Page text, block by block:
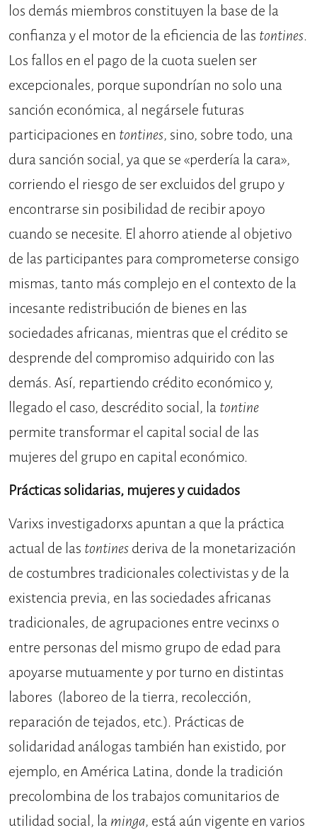
los demás miembros constituyen la base de la
confianza y el motor de la eficiencia de las tontines.
Los fallos en el pago de la cuota suelen ser
excepcionales, porque supondrían no solo una
sanción económica, al negársele futuras
participaciones en tontines, sino, sobre todo, una
dura sanción social, ya que se «perdería la cara»,
corriendo el riesgo de ser excluidos del grupo y
encontrarse sin posibilidad de recibir apoyo
cuando se necesite. El ahorro atiende al objetivo
de las participantes para comprometerse consigo
mismas, tanto más complejo en el contexto de la
incesante redistribución de bienes en las
sociedades africanas, mientras que el crédito se
desprende del compromiso adquirido con las
demás. Así, repartiendo crédito económico y,
llegado el caso, descrédito social, latontine
permite transformar el capital social de las
mujeres del grupo en capital económico.
Prácticas solidarias, mujeres y cuidados
Varixs investigadorxs apuntan a que la práctica
actual de las tontinesderiva de la monetarización
de costumbres tradicionales colectivistas y de la
existencia previa, en las sociedades africanas
tradicionales, de agrupaciones entre vecinxs o
entre personas del mismo grupo de edad para
apoyarse mutuamente y por turno en distintas
labores (laboreo de la tierra, recolección,
reparación de tejados, etc.). Prácticas de
solidaridad análogas también han existido, por
ejemplo, en América Latina, donde la tradición
precolombina de los trabajos comunitarios de
utilidad social, laminga, está aún vigente en varios